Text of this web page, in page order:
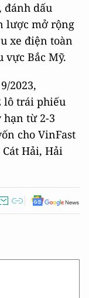
đánh dấu
lược mở rộng
xe điện toàn
vực Bắc Mỹ.
2023,
lô trái phiếu
từ 2-3
cho VinFast
Hải, Hải